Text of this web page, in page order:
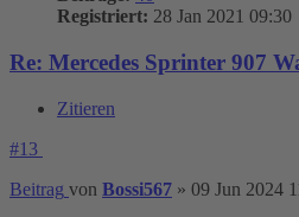
Registriert: 28 Jan 2021 09:30
Re: Mercedes Sprinter 907
Zitieren
#13
Beitrag von Bossi567 » 09 Jun 2024